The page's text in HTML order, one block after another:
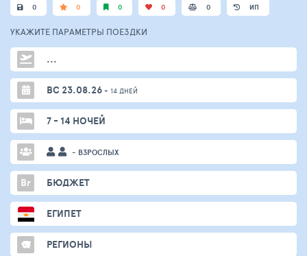
0 0 0 0 0 ИП
УКАЖИТЕ ПАРАМЕТРЫ ПОЕЗДКИ
...
ВС 23.08.26 + 14 ДНЕЙ
7 - 14 НОЧЕЙ
- ВЗРОСЛЫХ
Br БЮДЖЕТ
ЕГИПЕТ
РЕГИОНЫ